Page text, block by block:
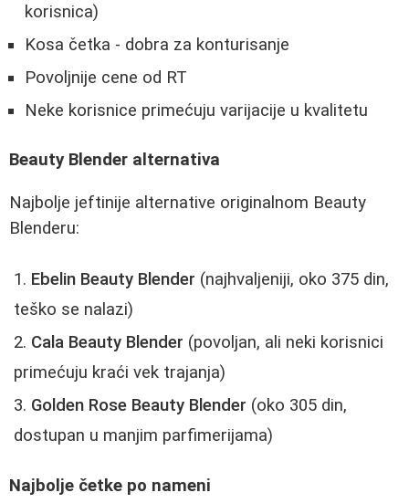
korisnica)
Kosa četka - dobra za konturisanje
Povoljnije cene od RT
Neke korisnice primećuju varijacije u kvalitetu
Beauty Blender alternativa
Najbolje jeftinije alternative originalnom Beauty
Blenderu:
Ebelin Beauty Blender (najhvaljeniji, oko 375 din,
teško se nalazi)
Cala Beauty Blender (povoljan, ali neki korisnici
primećuju kraći vek trajanja)
Golden Rose Beauty Blender (oko 305 din,
dostupan u manjim parfimerijama)
Najbolje četke po nameni